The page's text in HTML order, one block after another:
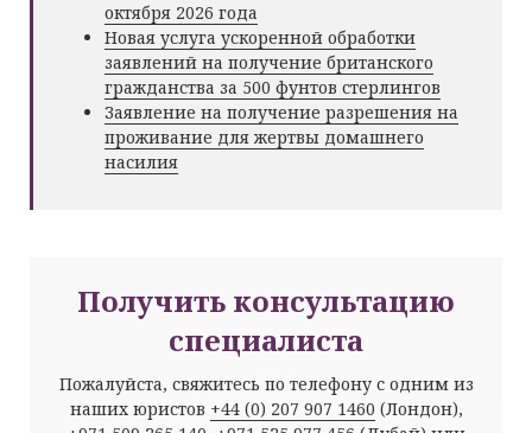
октября 2026 года
Новая услуга ускоренной обработки
заявлений на получение британского
гражданства за 500 фунтов стерлингов
Заявление на получение разрешения на
проживание для жертвы домашнего
насилия
Получить консультацию
специалиста
Пожалуйста, свяжитесь по телефону с одним из
наших юристов +44 (0) 207 907 1460 (Лондон),